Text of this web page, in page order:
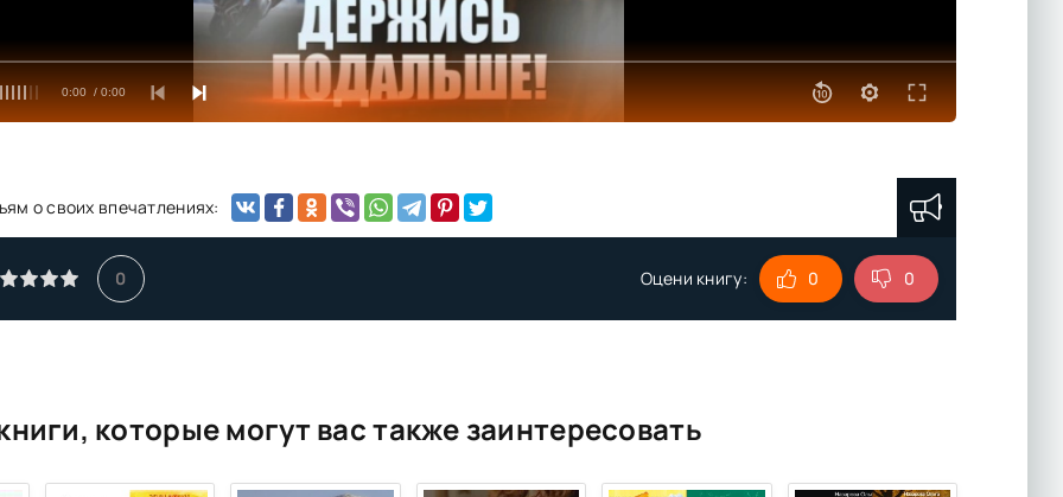
0:00 / 0:00
о своих впечатлениях:
0 Оцени книгу: 0 0
которые могут вас также заинтересовать